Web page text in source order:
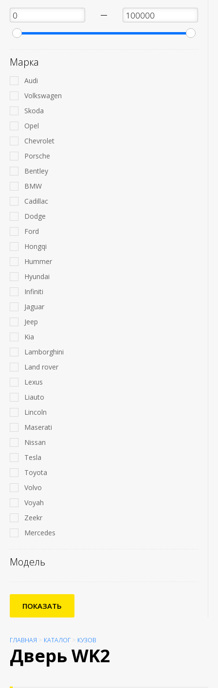
—
Марка
Audi
Volkswagen
Skoda
Opel
Chevrolet
Porsche
Bentley
BMW
Cadillac
Dodge
Ford
Hongqi
Hummer
Hyundai
Infiniti
Jaguar
Jeep
Kia
Lamborghini
Land rover
Lexus
Liauto
Lincoln
Maserati
Nissan
Tesla
Toyota
Volvo
Voyah
Zeekr
Mercedes
Модель
ПОКАЗАТЬ
ГЛАВНАЯ > КАТАЛОГ > КУЗОВ
Дверь WK2